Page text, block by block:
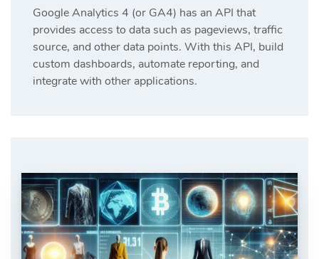
Google Analytics 4 (or GA4) has an API that
provides access to data such as pageviews, traffic
source, and other data points. With this API, build
custom dashboards, automate reporting, and
integrate with other applications.